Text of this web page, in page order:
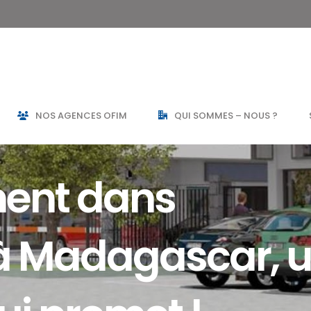
NOS AGENCES OFIM QUI SOMMES – NOUS ?
dans
Madagascar,